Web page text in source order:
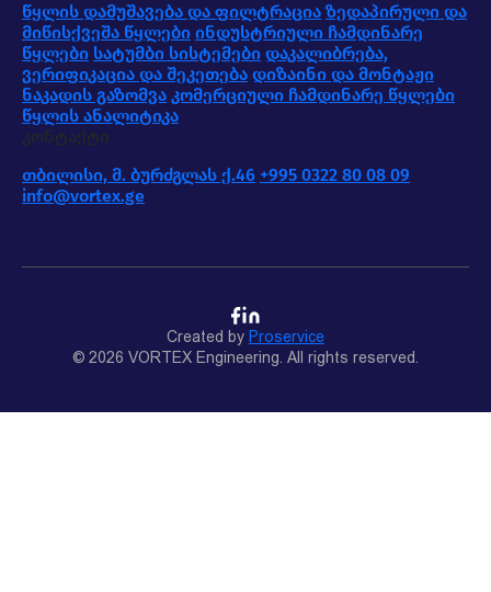
წყლის დამუშავება და ფილტრაცია ზედაპირული და
მიწისქვეშა წყლები ინდუსტრიული ჩამდინარე
წყლები სატუმბი სისტემები დაკალიბრება,
ვერიფიკაცია და შეკეთება დიზაინი და მონტაჟი
ნაკადის გაზომვა კომერციული ჩამდინარე წყლები
წყლის ანალიტიკა
კონტაქტი
თბილისი, მ. ბურძგლას ქ.46 +995 0322 80 08 09
info@vortex.ge
Created by Proservice
© 2026 VORTEX Engineering. All rights reserved.